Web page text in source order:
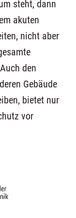
steht, dann
akuten
nicht aber
den
Gebäude
bietet nur
vor